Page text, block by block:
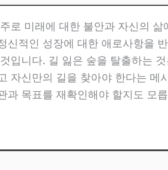
로 미래에 대한 불안과 자신의 삶
신적인 성장에 대한 애로사항을
입니다. 길 잃은 숲을 탈출하는 것
자신만의 길을 찾아야 한다는 메
과 목표를 재확인해야 할지도 모